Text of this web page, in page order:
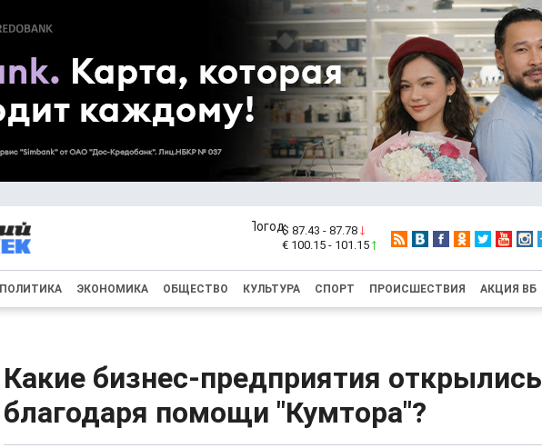
$ 87.43 - 87.78
€ 100.15 - 101.15
ПОЛИТИКА ЭКОНОМИКА ОБЩЕСТВО КУЛЬТУРА СПОРТ ПРОИСШЕСТВИЯ АКЦИЯ ВБ
Какие бизнес-предприятия открылись
благодаря помощи "Кумтора"?